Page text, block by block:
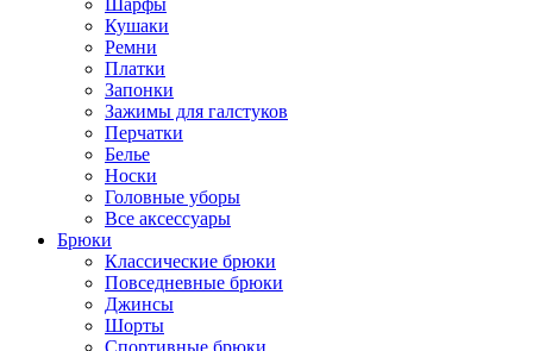
Кушаки
Ремни
Платки
Запонки
Зажимы для галстуков
Перчатки
Белье
Носки
Головные уборы
Все аксессуары
Брюки
Классические брюки
Повседневные брюки
Джинсы
Шорты
Спортивные брюки